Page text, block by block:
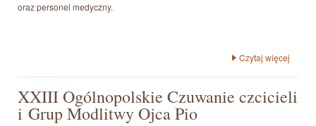
oraz personel medyczny.
Czytaj więcej
XXIII Ogólnopolskie Czuwanie czcicieli
i Grup Modlitwy Ojca Pio